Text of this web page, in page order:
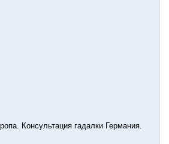
Консультация гадалки Германия.